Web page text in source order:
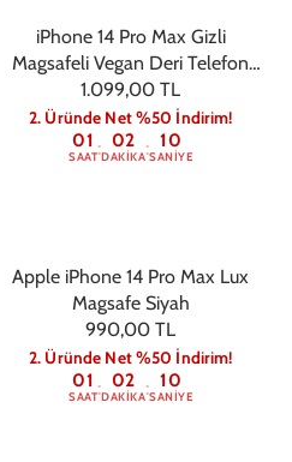
iPhone 14 Pro Max Gizli
Magsafeli Vegan Deri Telefon
Kılıfı - Lacivert
1.099,00 TL
2. Üründe Net %50 İndirim!
01
SAAT: 02
DAKIKA: 09
SANIYE
Apple iPhone 14 Pro Max Lux
Magsafe Siyah
990,00 TL
2. Üründe Net %50 İndirim!
01
SAAT: 02
DAKIKA: 09
SANIYE